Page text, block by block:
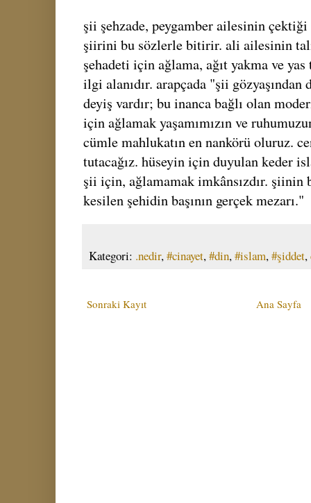
şii şehzade, peygamber ailesinin çektiği
şiirini bu sözlerle bitirir. ali ailesinin
şehadeti için ağlama, ağıt yakma ve
ilgi alanıdır. arapçada "şii
deyiş vardır; bu inanca bağlı olan
için ağlamak yaşamımızın ve
cümle mahlukatın en nankörü oluruz.
tutacağız. hüseyin için duyulan keder
şii için, ağlamamak imkânsızdır. şiinin
kesilen şehidin başının gerçek mezarı."
Kategori: .nedir,#cinayet,#din,#islam,#şiddet,
Sonraki Kayıt Ana Sayfa